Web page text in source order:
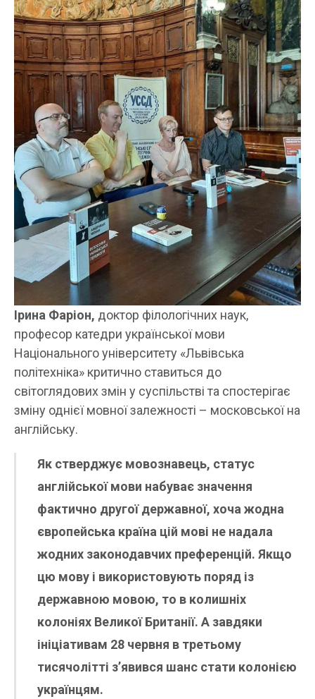
Ірина Фаріон, доктор філологічних наук,
професор катедри української мови
Національного університету «Львівська
політехніка» критично ставиться до
світоглядових змін у суспільстві та спостерігає
зміну однієї мовної залежності – московської на
англійську.
Як стверджує мовознавець, статус
англійської мови набуває значення
фактично другої державної, хоча жодна
європейська країна цій мові не надала
жодних законодавчих преференцій. Якщо
цю мову і використовують поряд із
державною мовою, то в колишніх
колоніях Великої Британії. А завдяки
ініціативам 28 червня в третьому
тисячолітті з’явився шанс стати колонією
українцям.